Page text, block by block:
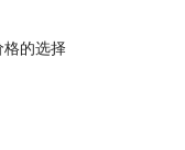
格的选择